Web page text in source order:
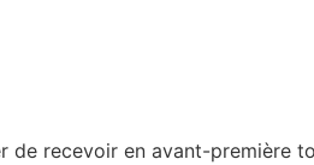
de recevoir en avant-